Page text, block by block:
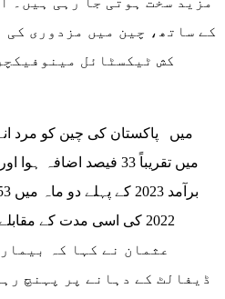
کے ساتھ، چین میں مزدوری کی
کش ٹیکسٹائل
میں تقریباً 33 فیصد
عثمان نے کہا کہ
ڈیفالٹ کے دہانے پر پہنچ